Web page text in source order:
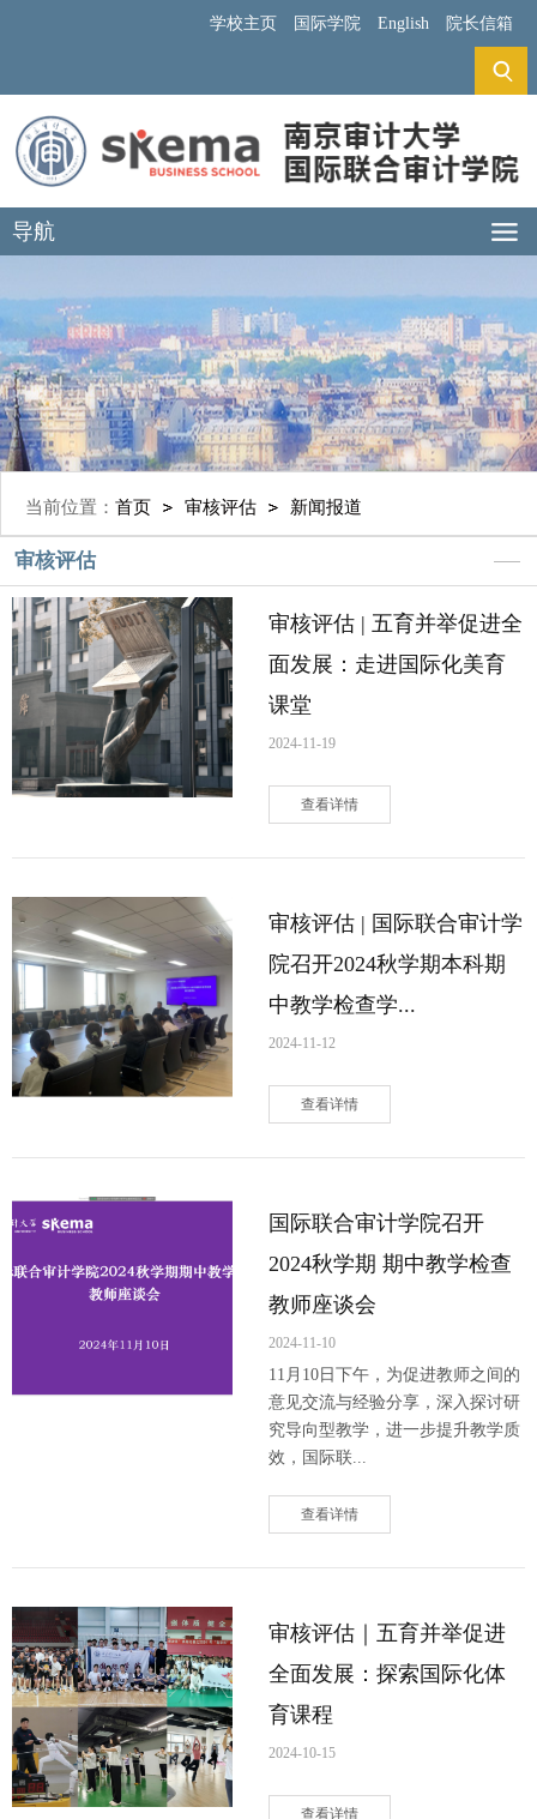
学校主页 国际学院 English 院长信箱
导航
当前位置： 首页 审核评估 新闻报道
审核评估
审核评估 | 五育并举促进全
面发展：走进国际化美育
课堂
2024-11-19
查看详情
审核评估 | 国际联合审计学
院召开2024秋学期本科期
中教学检查学...
2024-11-12
查看详情
国际联合审计学院召开
2024秋学期 期中教学检查
教师座谈会
2024-11-10
11月10日下午，为促进教师之间的
意见交流与经验分享，深入探讨研
究导向型教学，进一步提升教学质
效，国际联...
查看详情
审核评估｜五育并举促进
全面发展：探索国际化体
育课程
2024-10-15
查看详情